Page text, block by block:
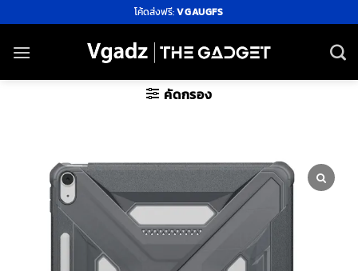
ไป
ยัง
โค้ดส่งฟรี:VGAUGFS
คัดกรอง